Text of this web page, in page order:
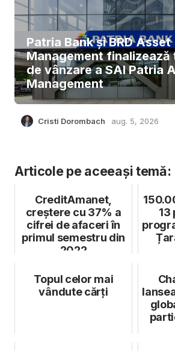
Patria Bank și BRD Asset
Management finalizează
de vânzare a SAI Patria
Management
Cristi Dorombach aug. 5, 2026
Articole pe aceeași temă:
CreditAmanet,
creștere cu 37% a
cifrei de afaceri în
primul semestru din
2022
13
Topul celor mai
vândute cărți